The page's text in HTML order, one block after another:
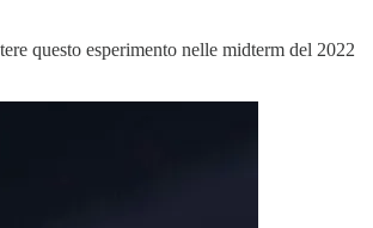
questo esperimento nelle midterm del 2022